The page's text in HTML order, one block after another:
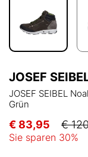
JOSEF
JOSEF SEIBEL
Grün
€ 83,95 €
Sie sparen 30%